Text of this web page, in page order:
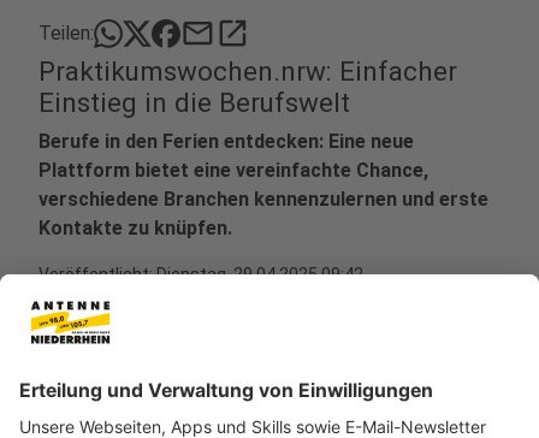
Teilen: mailopen_in_new
Praktikumswochen.nrw: Einfacher
Einstieg in die Berufswelt
Berufe in den Ferien entdecken: Eine neue
Plattform bietet eine vereinfachte Chance,
verschiedene Branchen kennenzulernen und erste
Kontakte zu knüpfen.
Veröffentlicht:Dienstag, 29.04.2025 09:42
Anzeige
Die Plattformpraktikumswochen.nrwist ein